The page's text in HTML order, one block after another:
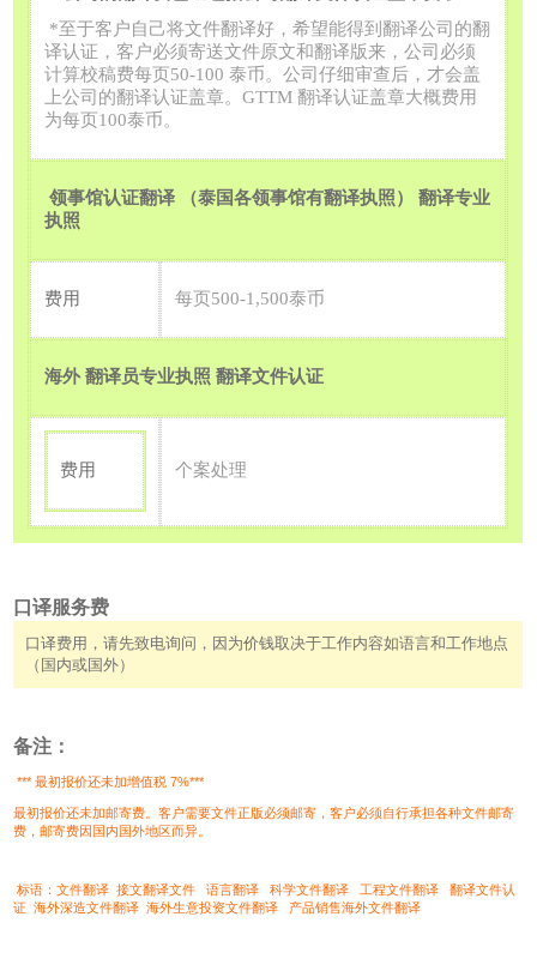
*至于客户自己将文件翻译好，希望能得到翻译公司的翻
译认证，客户必须寄送文件原文和翻译版来，公司必须
计算校稿费每页50-100 泰币。公司仔细审查后，才会盖
上公司的翻译认证盖章。 GTTM 翻译认证盖章大概费用
为每页100泰币。
领事馆认证翻译 （泰国各领事馆有翻译执照） 翻译专业
执照
费用 每页500-1,500泰币
海外 翻译员专业执照 翻译文件认证
费用 个案处理
口译服务费
口译费用，请先致电询问，因为价钱取决于工作内容如语言和工作地点
（国内或国外）
备注：
*** 最初报价还未加增值税 7%***
最初报价还未加邮寄费。客户需要文件正版必须邮寄，客户必须自行承担各种文件邮寄
费，邮寄费因国内国外地区而异。
标语：文件翻译 接文翻译文件 语言翻译 科学文件翻译 工程文件翻译 翻译文件认
证 海外深造文件翻译 海外生意投资文件翻译 产品销售海外文件翻译